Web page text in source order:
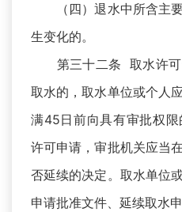
（四）退水中所含主要
生变化的。
第三十二条 取水许可
取水的，取水单位或个人
满45日前向具有审批权
许可申请，审批机关应当
否延续的决定。取水单位
申请批准文件、延续取水申